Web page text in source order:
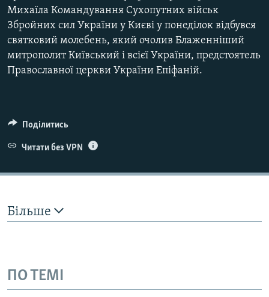
Усі сайти RFE/RL
Михаїла Командування Сухопутних військ
Збройних сил України у Києві у понеділок відбувся
святковий молебень, який очолив Блаженніший
митрополит Київський і всієї України, предстоятель
Православної церкви України Епіфаній.
Поділитись
Читати без VPN
Більше
ПО ТЕМІ